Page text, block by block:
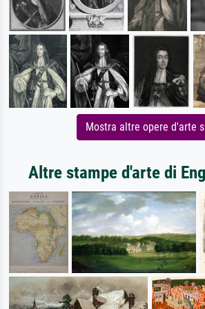
Mostra altre opere d'arte
Altre stampe d'arte di